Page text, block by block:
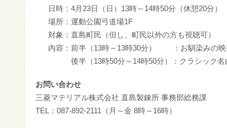
日時：4月23日（日）13時～14時50分（休憩20分）
場所：運動公園弓道場1F
対象：直島町民（但し、町民以外の方も視聴可）
内容：前半（13時～13時30分）
：お馴染みの
後半（13時50分～14時50分）：クラシック
お問い合わせ
三菱マテリアル株式会社 直島製錬所 事務部総務課
TEL：087-892-2111（月～金 8時～16時）